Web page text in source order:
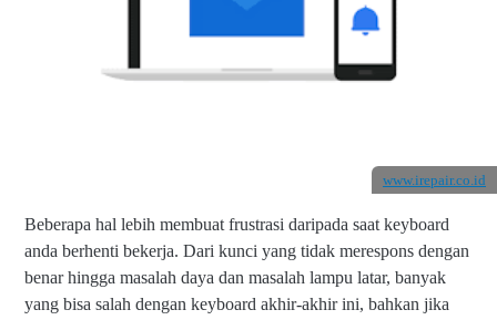
www.irepair.co.id
Beberapa hal lebih membuat frustrasi daripada saat keyboard
anda berhenti bekerja. Dari kunci yang tidak merespons dengan
benar hingga masalah daya dan masalah lampu latar, banyak
yang bisa salah dengan keyboard akhir-akhir ini, bahkan jika